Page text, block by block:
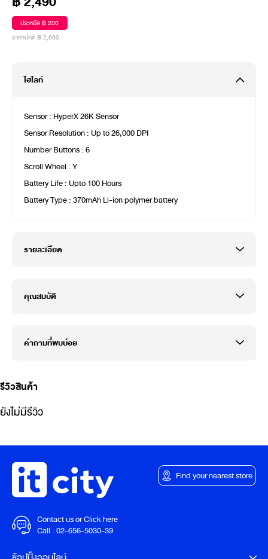
ประหยัด ฿ 200
ราคาปกติ ฿ 2,690
ไฮไลท์
Sensor : HyperX 26K Sensor
Sensor Resolution : Up to 26,000 DPI
Number Buttons : 6
Scroll Wheel : Y
Battery Life : Upto 100 Hours
Battery Type : 370mAh Li-ion polymer battery
รายละเอียด
คุณสมบัติ
คำถามที่พบบ่อย
รีวิวสินค้า
ยังไม่มีรีวิว
Contact us or Click here
Call :02-656-5030-39
Find your nearest store